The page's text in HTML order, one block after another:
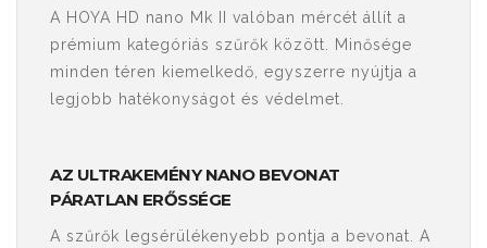
A HOYA HD nano Mk II valóban mércét állít a
prémium kategóriás szűrők között. Minősége
minden téren kiemelkedő, egyszerre nyújtja a
legjobb hatékonyságot és védelmet.
AZ ULTRAKEMÉNY NANO BEVONAT
PÁRATLAN ERŐSSÉGE
A szűrők legsérülékenyebb pontja a bevonat. A